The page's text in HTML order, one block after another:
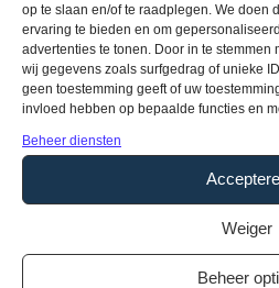
op te slaan en/of te raadplegen. We doen
ervaring te bieden en om
advertenties te tonen. Door in te
wij gegevens zoals surfgedrag of unieke
geen toestemming geeft of uw
invloed hebben op bepaalde functies en
Beheer diensten
Weiger
Beheer
Voegen:V4
Gebruikersklasse:23
Toplaag:0,55 mm
Fabrieksgarantie:15 jaar
Waterbestendig:Ja
Aanvullende informatie